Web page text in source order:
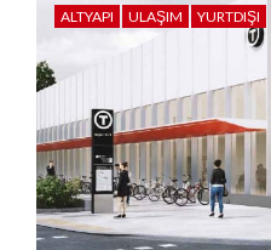
ALTYAPI ULAŞIM YURTDIŞI